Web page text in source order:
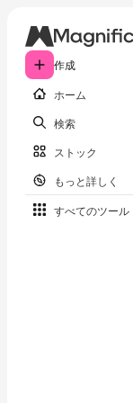
作成
ホーム
検索
ストック
もっと詳しく
すべてのツール